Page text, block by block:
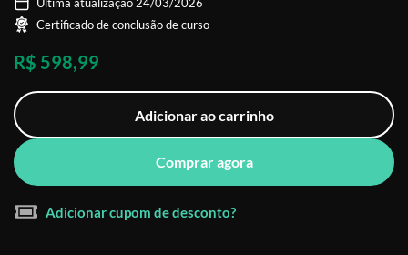
Certificado de conclusão de curso
R$ 598,99
Adicionar ao carrinho
Comprar agora
Adicionar cupom de desconto?